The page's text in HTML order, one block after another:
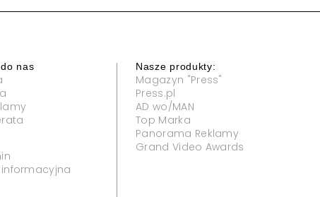
nas
informacyjna
Nasze produkty:
Magazyn "Press"
Press.pl
AD wo/MAN
Top Marka
Panorama Reklamy
Grand Video Awards